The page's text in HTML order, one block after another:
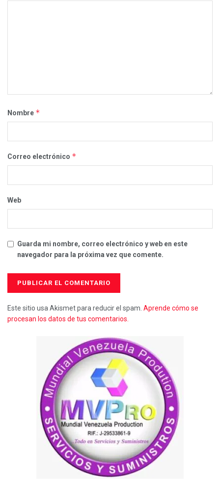
Nombre *
Correo electrónico *
Web
Guarda mi nombre, correo electrónico y web en este
navegador para la próxima vez que comente.
Este sitio usa Akismet para reducir el spam. Aprende cómo se
procesan los datos de tus comentarios.